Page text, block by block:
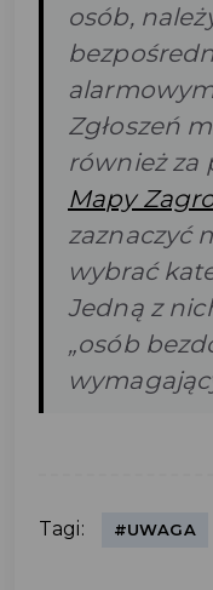
osób,
Zgłoszeń
również za
Mapy
zaznaczyć
wybrać
Jedną z
„osób
Tagi: #UWAGA